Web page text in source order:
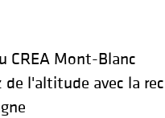
CREA Mont-Blanc
de l'altitude avec la